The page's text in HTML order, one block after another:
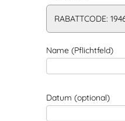
RABATTCODE:
Name (Pflichtfeld)
Datum (optional)